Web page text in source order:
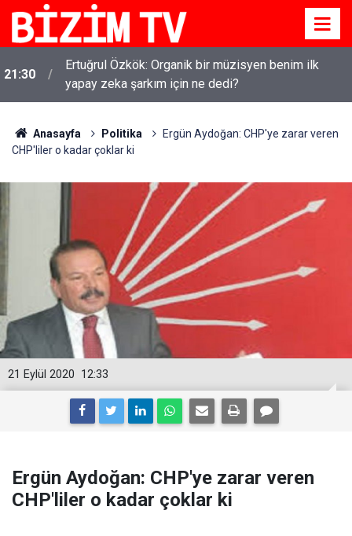
21:30
Ertuğrul Özkök: Organik bir müzisyen benim ilk
yapay zeka şarkım için ne dedi?
16:11
Kirli çamaşırlar ortaya serildi... ROK itirafçı mı oldu?
Fatih Altaylı'dan bomba iddia
Anasayfa Politika
Ergün Aydoğan: CHP'ye zarar veren
CHP'liler o kadar çoklar ki
12:33
21 Eylül 2020
Ergün Aydoğan: CHP'ye zarar veren
CHP'liler o kadar çoklar ki